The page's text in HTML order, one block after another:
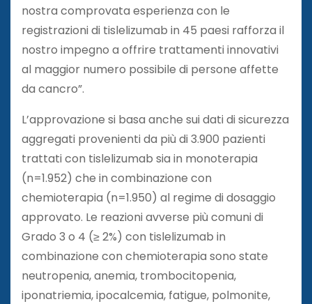
nostra comprovata esperienza con le
registrazioni di tislelizumab in 45 paesi rafforza il
nostro impegno a offrire trattamenti innovativi
al maggior numero possibile di persone affette
da cancro”.
L’approvazione si basa anche sui dati di sicurezza
aggregati provenienti da più di 3.900 pazienti
trattati con tislelizumab sia in monoterapia
(n=1.952) che in combinazione con
chemioterapia (n=1.950) al regime di dosaggio
approvato. Le reazioni avverse più comuni di
Grado 3 o 4 (≥ 2%) con tislelizumab in
combinazione con chemioterapia sono state
neutropenia, anemia, trombocitopenia,
iponatriemia, ipocalcemia, fatigue, polmonite,